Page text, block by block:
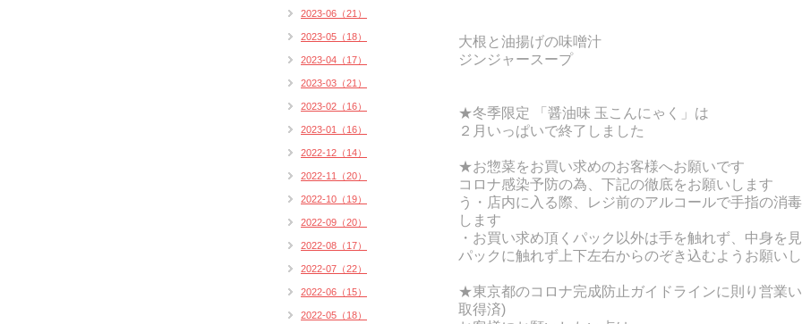
大根と油揚げの味噌汁
ジンジャースープ
★冬季限定 「醤油味 玉こんにゃく」は
２月いっぱいで終了しました
★お惣菜をお買い求めのお客様へお願いです
コロナ感染予防の為、下記の徹底をお願いします
う・店内に入る際、レジ前のアルコールで手指の消
します
・お買い求め頂くパック以外は手を触れず、 中身を
パックに触れず上下左右からのぞき込むようお願い
★東京都のコロナ完成防止ガイドラインに則り営業
取得済)
2023-06（21）
2023-05（18）
2023-04（17）
2023-03（21）
2023-02（16）
2023-01（16）
2022-12（14）
2022-11（20）
2022-10（19）
2022-09（20）
2022-08（17）
2022-07（22）
2022-06（15）
2022-05（18）